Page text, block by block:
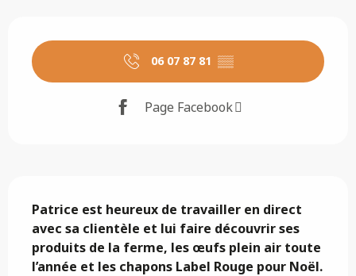
06 07 87 81 ▒▒
Page Facebook
Patrice est heureux de travailler en direct
avec sa clientèle et lui faire découvrir ses
produits de la ferme, les œufs plein air toute
l’année et les chapons Label Rouge pour Noël.